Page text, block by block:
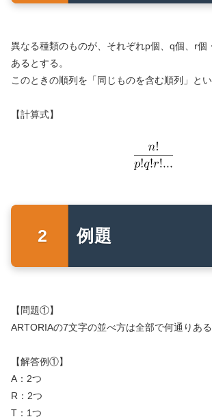
異なる種類のものが、それぞれp個、q個、r個
あるとする。
このときの順列を「同じものを含む順列」とい
【計算式】
例題
【問題①】
ARTORIAの7文字の並べ方は全部で何通りある
【解答例①】
A：2つ
R：2つ
T：1つ